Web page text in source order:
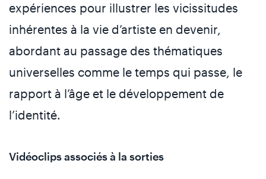
expériences pour illustrer les vicissitudes
inhérentes à la vie d’artiste en devenir,
abordant au passage des thématiques
universelles comme le temps qui passe, le
rapport à l’âge et le développement de
l’identité.
Vidéoclips associés à la sorties